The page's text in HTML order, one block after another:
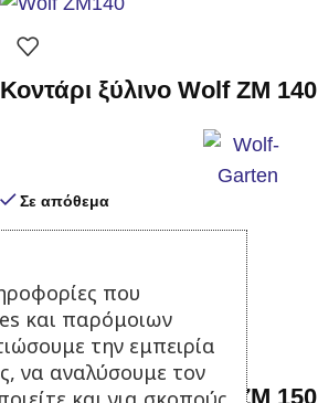
Κοντάρι ξύλινο Wolf ZM 140
Σε απόθεμα
Κοντάρι ξύλινο Wolf ZM 150
που
και παρόμοιων
την εμπειρία
να αναλύσουμε τον